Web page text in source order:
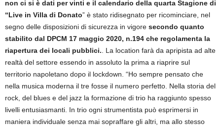
non ci si è dati per vinti e il calendario della quarta Stagione di
“Live in Villa di Donato” è stato ridisegnato per ricominciare, nel
segno delle disposizioni di sicurezza in vigore secondo quanto
stabilito dal DPCM 17 maggio 2020, n.194 che regolamenta la
riapertura dei locali pubblici. . La location farà da apripista ad alte
realtà del settore essendo in assoluto la prima a riaprire sul
territorio napoletano dopo il lockdown. “Ho sempre pensato che
nella musica moderna il tre fosse il numero perfetto. Nella storia del
rock, del blues e del jazz la formazione di trio ha raggiunto spesso
livelli entusiasmanti. In trio ogni strumentista può esprimersi in
maniera individuale senza mai sopraffare gli altri, ma allo stesso